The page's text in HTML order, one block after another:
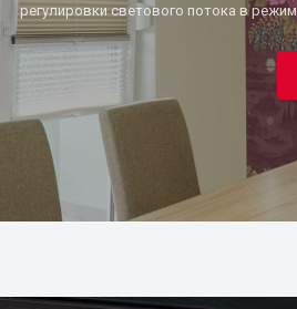
регулировки светового потока в